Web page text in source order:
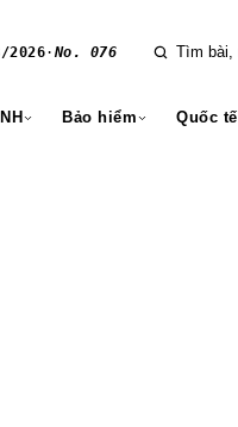
2026· No. 076
Bảo hiểm Quốc tế